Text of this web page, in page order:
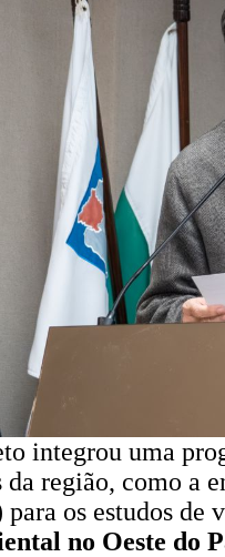
integrou uma
região, como a
os estudos
no Oeste do